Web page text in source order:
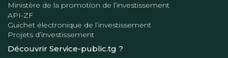
Ministère de la promotion de l’investissement
API-ZF
Guichet électronique de l’investissement
Projets d’investissement
Découvrir Service-public.tg ?